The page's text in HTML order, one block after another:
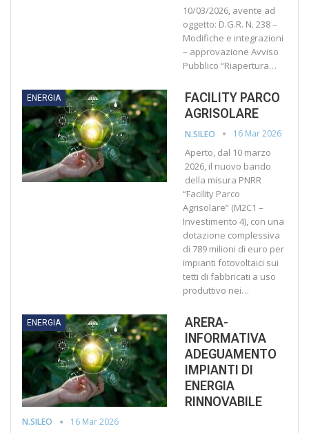
10/03/2026, avente ad
oggetto: D.G.R. N. 238 –
Modifiche e integrazioni
– approvazione Avviso
Pubblico “Riapertura…
ENERGIA
FACILITY PARCO
AGRISOLARE
N.SILEO 16 Mar 2026
Aperto, dal 10 marzo
2026, il nuovo bando
della misura PNRR
“Facility Parco
Agrisolare” (M2C1 –
Investimento 4), con una
dotazione complessiva
di 789 milioni di euro per
impianti fotovoltaici sui
tetti di fabbricati a uso
produttivo nei…
ENERGIA
ARERA-
INFORMATIVA
ADEGUAMENTO
IMPIANTI DI
ENERGIA
RINNOVABILE
N.SILEO 16 Mar 2026